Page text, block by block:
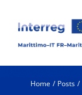
content
Home Posts